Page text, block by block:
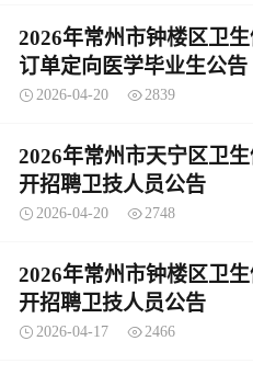
2026年常州市钟楼区卫
订单定向医学毕业生公告
2026-04-20 2839
2026年常州市天宁区卫
开招聘卫技人员公告
2026-04-20 2748
2026年常州市钟楼区卫
开招聘卫技人员公告
2026-04-17 2466